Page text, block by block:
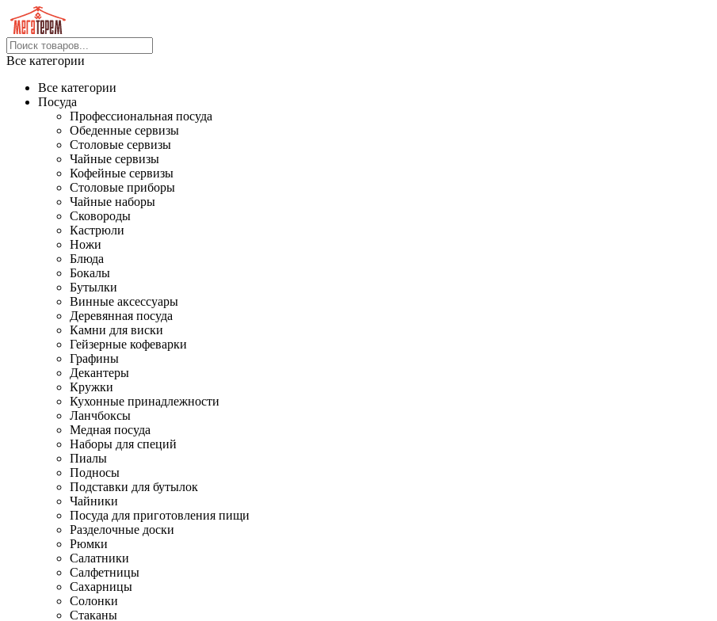
Все категории
Все категории
Посуда
Профессиональная посуда
Обеденные сервизы
Столовые сервизы
Чайные сервизы
Кофейные сервизы
Столовые приборы
Чайные наборы
Сковороды
Кастрюли
Ножи
Блюда
Бокалы
Бутылки
Винные аксессуары
Деревянная посуда
Камни для виски
Гейзерные кофеварки
Графины
Декантеры
Кружки
Кухонные принадлежности
Ланчбоксы
Медная посуда
Наборы для специй
Пиалы
Подносы
Подставки для бутылок
Чайники
Посуда для приготовления пищи
Разделочные доски
Рюмки
Салатники
Салфетницы
Сахарницы
Солонки
Стаканы